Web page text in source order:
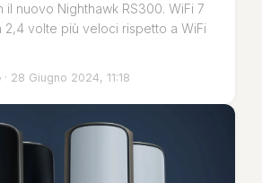
il nuovo Nighthawk RS300. WiFi 7
2,4 volte più veloci rispetto a WiFi
· 28 Giugno 2024, 11:18